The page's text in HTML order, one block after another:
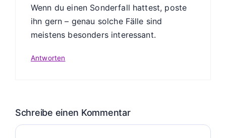
Wenn du einen Sonderfall hattest, poste
ihn gern – genau solche Fälle sind
meistens besonders interessant.
Antworten
Schreibe einen Kommentar
Kommentar